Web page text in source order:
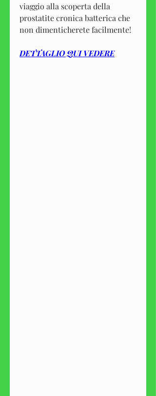
viaggio alla scoperta della
prostatite cronica batterica che
non dimenticherete facilmente!
DETTAGLIO QUI VEDERE